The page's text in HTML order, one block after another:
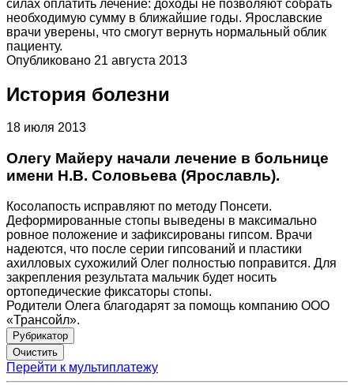
силах оплатить лечение: доходы не позволяют собрать
необходимую сумму в ближайшие годы. Ярославские
врачи уверены, что смогут вернуть нормальный облик
пациенту.
Опубликовано 21 августа 2013
История болезни
18 июля 2013
Олегу Майеру начали лечение в больнице
имени Н.В. Соловьева (Ярославль).
Косолапость исправляют по методу Понсети.
Деформированные стопы выведены в максимально
ровное положение и зафиксированы гипсом. Врачи
надеются, что после серии гипсований и пластики
ахилловых сухожилий Олег полностью поправится. Для
закрепления результата мальчик будет носить
ортопедические фиксаторы стопы.
Родители Олега благодарят за помощь компанию ООО
«Трансойл».
Рубрикатор
Перейти к мультиплатежу